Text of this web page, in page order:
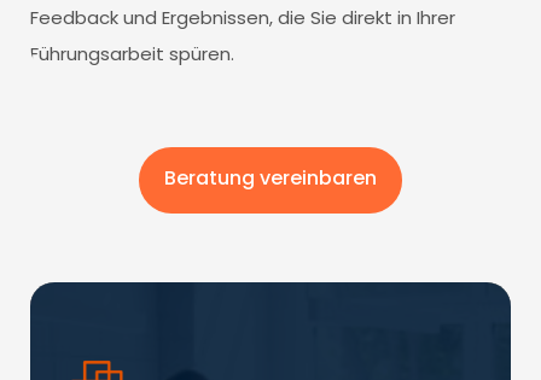
Feedback und Ergebnissen, die Sie direkt in Ihrer
Führungsarbeit spüren.
Beratung vereinbaren